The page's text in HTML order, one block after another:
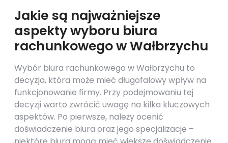
Jakie są najważniejsze
aspekty wyboru biura
rachunkowego w Wałbrzychu
Wybór biura rachunkowego w Wałbrzychu to
decyzja, która może mieć długofalowy wpływ na
funkcjonowanie firmy. Przy podejmowaniu tej
decyzji warto zwrócić uwagę na kilka kluczowych
aspektów. Po pierwsze, należy ocenić
doświadczenie biura oraz jego specjalizację –